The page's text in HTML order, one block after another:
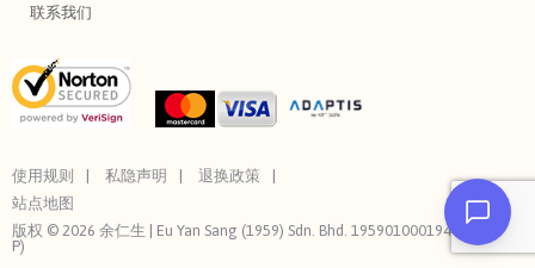
联系我们
使用规则 私隐声明
退换政策
站点地图
版权 © 2026 余仁生 | Eu Yan Sang (1959) Sdn. Bhd. 195901000194 (3544-
P)